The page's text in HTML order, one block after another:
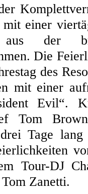
mit einer
aus der
Die
des
mit einer
Evil“.
Tom
Tage
Tour-DJ
Zanetti.